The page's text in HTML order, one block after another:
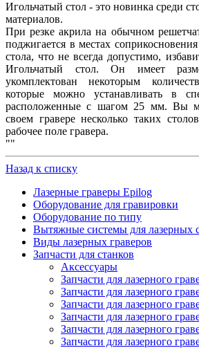
Игольчатый стол - это новинка среди
материалов.
При резке акрила на обычном
поджигается в местах
стола, что не всегда допустимо,
Игольчатый стол. Он имеет
укомплектован некоторым
которые можно устанавливать в
расположенные с шагом 25 мм. Вы
своем гравере несколько таких
рабочее поле гравера.
""
Назад к списку
Лазерные граверы Epilog
Оборудование для гравировки
Оборудование по типу
Вытяжные системы для лазерных
Виды лазерных граверов
Запчасти для станков
Аксессуары
Запчасти для лазерного
Запчасти для лазерного
Запчасти для лазерного
Запчасти для лазерного
Запчасти для лазерного
Запчасти для лазерного